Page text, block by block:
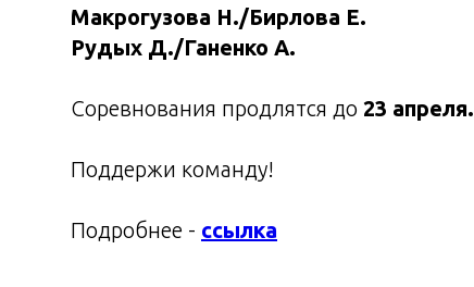
Макрогузова Н./Бирлова Е.
Рудых Д./Ганенко А.
Соревнования продлятся до 23 апреля.
Поддержи команду!
Подробнее - ссылка